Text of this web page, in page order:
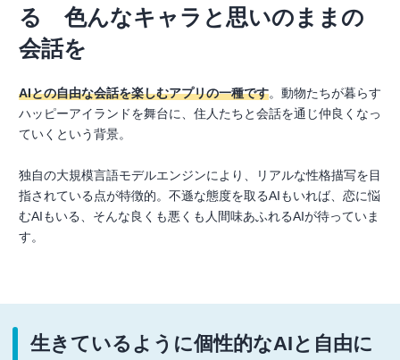
る 色んなキャラと思いのままの
会話を
AIとの自由な会話を楽しむアプリの一種です。動物たちが暮らす
ハッピーアイランドを舞台に、住人たちと会話を通じ仲良くなっ
ていくという背景。
独自の大規模言語モデルエンジンにより、リアルな性格描写を目
指されている点が特徴的。不遜な態度を取るAIもいれば、恋に悩
むAIもいる、そんな良くも悪くも人間味あふれるAIが待っていま
す。
生きているように個性的なAIと自由に